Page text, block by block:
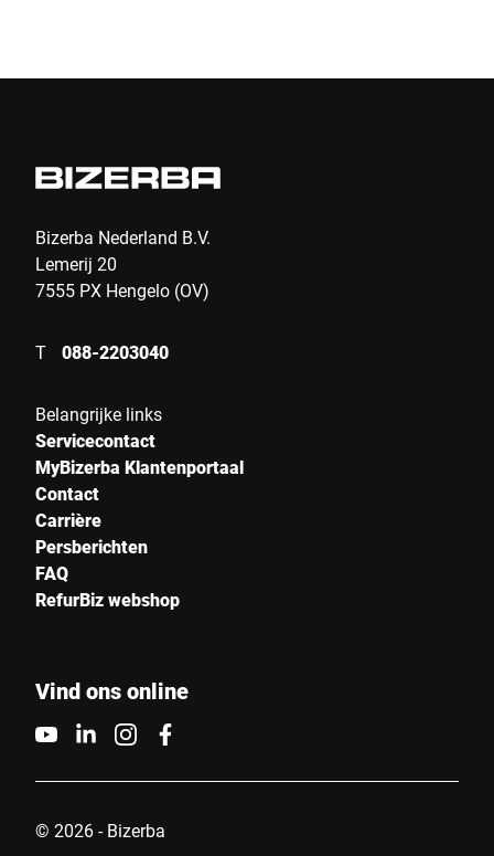
Bizerba Nederland B.V.
Lemerij 20
7555 PX Hengelo (OV)
T 088-2203040
Belangrijke links
Servicecontact
MyBizerba Klantenportaal
Contact
Carrière
Persberichten
FAQ
RefurBiz webshop
Vind ons online
© 2026 - Bizerba